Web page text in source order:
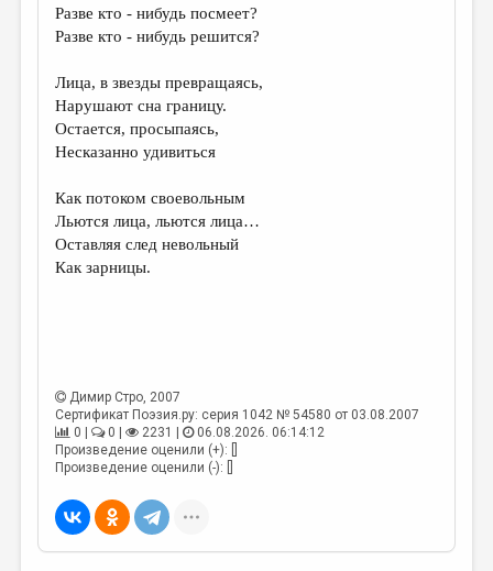
КОНКУРСЫ
КНИЖНАЯ ПОЛКА
ОБЗОР ЛИТЕРАТУРЫ
ОБЪЯВЛЕНИЯ
КОЛОНКА РЕДАКТОРА
ЭССЕИСТИКА
ЛИТЕРАТУРОВЕДЕНИЕ
ПУБЛИЦИСТИКА
Разве кто - нибудь посмеет?
Разве кто - нибудь решится?
Лица, в звезды превращаясь,
Нарушают сна границу.
Остается, просыпаясь,
Несказанно удивиться
Как потоком своевольным
Льются лица, льются лица…
Оставляя след невольный
Как зарницы.
Димир Стро, 2007
Сертификат Поэзия.ру: серия 1042 № 54580 от 03.08.2007
0 |
0 | 2231 |
06.08.2026. 06:14:12
Произведение оценили (+): []
Произведение оценили (-): []